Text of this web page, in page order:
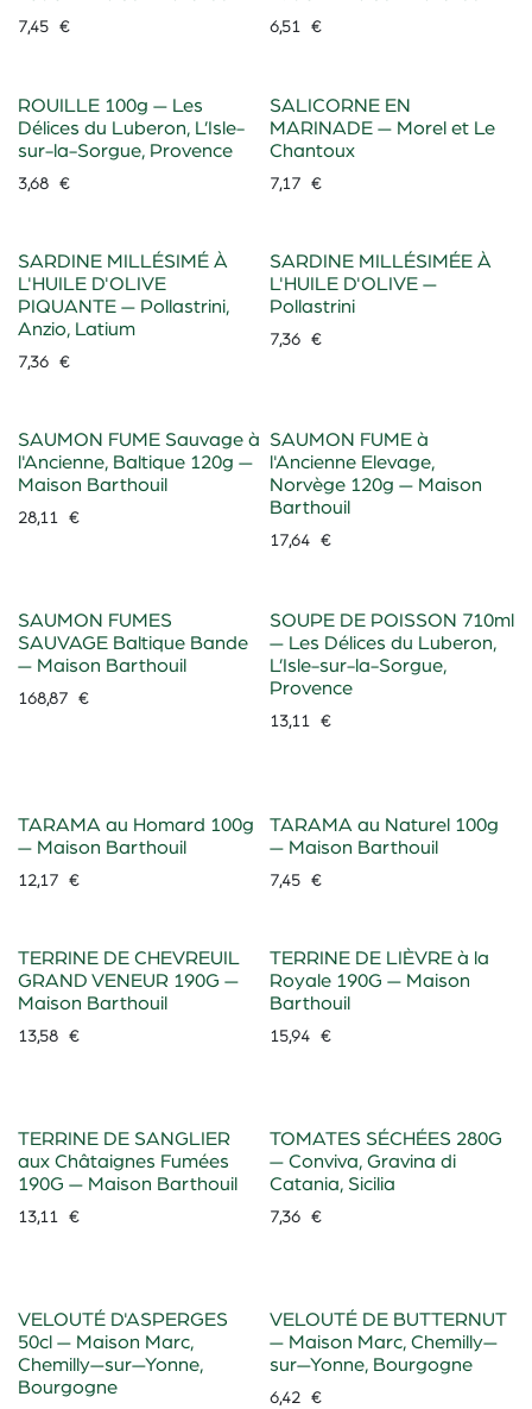
7,45 € 6,51€
ROUILLE 100g — Les
Délices du Luberon, L’Isle-
sur-la-Sorgue, Provence
3,68 €
SALICORNE EN
MARINADE — Morel et Le
Chantoux
7,17€
SARDINE MILLÉSIMÉ À
L'HUILE D'OLIVE
PIQUANTE — Pollastrini,
Anzio, Latium
7,36 €
SARDINE MILLÉSIMÉE À
L'HUILE D'OLIVE —
Pollastrini
7,36€
SAUMON FUME Sauvage à
l'Ancienne, Baltique 120g —
Maison Barthouil
28,11 €
SAUMON FUME à
l'Ancienne Elevage,
Norvège 120g — Maison
Barthouil
17,64€
Sur Commande
SAUMON FUMES
SAUVAGE Baltique Bande
— Maison Barthouil
168,87 €
SOUPE DE POISSON 710ml
— Les Délices du Luberon,
L’Isle-sur-la-Sorgue,
Provence
13,11€
TARAMA au Homard 100g
— Maison Barthouil
12,17 €
TARAMA au Naturel 100g
— Maison Barthouil
7,45€
TERRINE DE CHEVREUIL
GRAND VENEUR 190G —
Maison Barthouil
13,58 €
TERRINE DE LIÈVRE à la
Royale 190G — Maison
Barthouil
15,94€
TERRINE DE SANGLIER
aux Châtaignes Fumées
190G — Maison Barthouil
13,11 €
TOMATES SÉCHÉES 280G
— Conviva, Gravina di
Catania, Sicilia
7,36€
VELOUTÉ D'ASPERGES
50cl — Maison Marc,
Chemilly—sur—Yonne,
Bourgogne
VELOUTÉ DE BUTTERNUT
— Maison Marc, Chemilly—
sur—Yonne, Bourgogne
6,42€